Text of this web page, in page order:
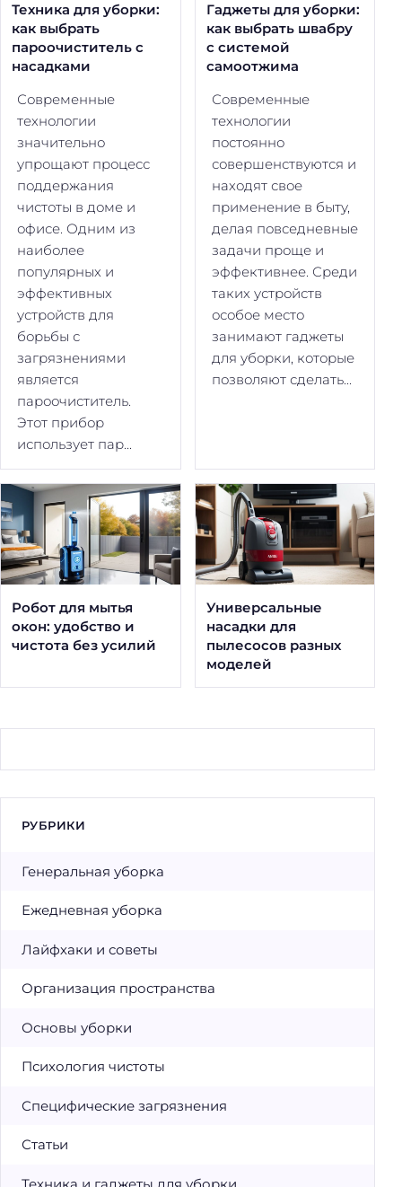
Техника для уборки:
как выбрать
пароочиститель с
насадками
Современные
технологии
значительно
упрощают процесс
поддержания
чистоты в доме и
офисе. Одним из
наиболее
популярных и
эффективных
устройств для
борьбы с
загрязнениями
является
пароочиститель.
Этот прибор
использует пар...
Гаджеты для уборки:
как выбрать швабру
с системой
самоотжима
Современные
технологии
постоянно
совершенствуются и
находят свое
применение в быту,
делая повседневные
задачи проще и
эффективнее. Среди
таких устройств
особое место
занимают гаджеты
для уборки, которые
позволяют сделать...
Робот для мытья
окон: удобство и
чистота без усилий
Универсальные
насадки для
пылесосов разных
моделей
РУБРИКИ
Генеральная уборка
Ежедневная уборка
Лайфхаки и советы
Организация пространства
Основы уборки
Психология чистоты
Специфические загрязнения
Статьи
Техника и гаджеты для уборки